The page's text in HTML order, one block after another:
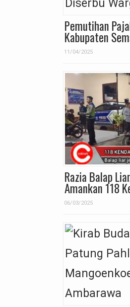
Pemutihan
Kabupaten
11/04/2025
Razia Balap
Amankan 118
06/03/2025